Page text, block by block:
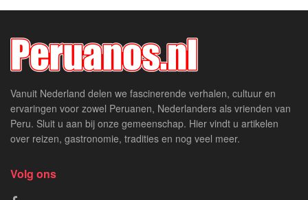
Vanuit Nederland delen we fascinerende verhalen, cultuur en
ervaringen voor zowel Peruanen, Nederlanders als vrienden van
Peru. Sluit u aan bij onze gemeenschap. Hier vindt u artikelen
over reizen, gastronomie, tradities en nog veel meer.
Volg ons